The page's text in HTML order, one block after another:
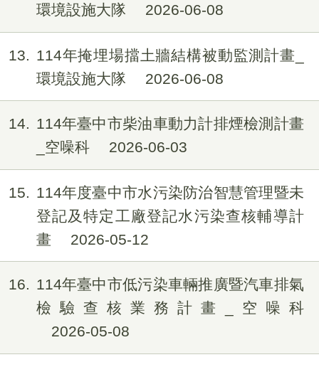
環境設施大隊
2026-06-08
13
114年掩埋場擋土牆結構被動監測計畫_
環境設施大隊
2026-06-08
14
114年臺中市柴油車動力計排煙檢測計畫
_空噪科
2026-06-03
15
114年度臺中市水污染防治智慧管理暨未
登記及特定工廠登記水污染查核輔導計
畫
2026-05-12
16
114年臺中市低污染車輛推廣暨汽車排氣
檢驗查核業務計畫_空噪科
2026-05-08